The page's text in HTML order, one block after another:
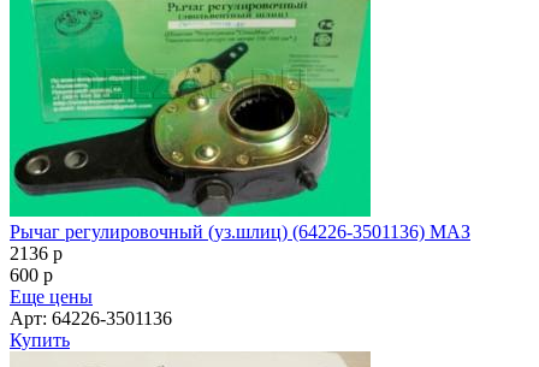
Рычаг регулировочный (уз.шлиц) (64226-3501136) МАЗ
2136 p
600 p
Еще цены
Арт: 64226-3501136
Купить